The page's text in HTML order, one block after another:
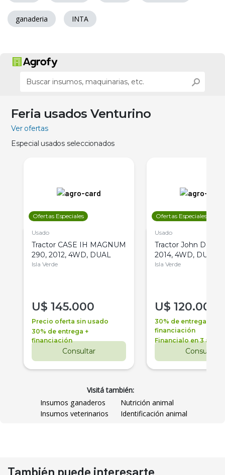
ganaderia INTA
Feria usados Venturino
Ver ofertas
Especial usados seleccionados
Ofertas Especiales
Usado
Tractor CASE IH MAGNUM
290, 2012, 4WD, DUAL
Isla Verde
U$ 145.000
Precio oferta sin usado
30% de entrega +
financiación
Consultar
Ofertas Especiales
Usado
Tractor John Deere
2014, 4WD, DUAL
Isla Verde
U$ 120.000
30% de entrega +
financiación
Financialo en 3 años
Consultar
Visitá también:
Insumos ganaderos
Nutrición animal
Insumos veterinarios
Identificación animal
También puede interesarte